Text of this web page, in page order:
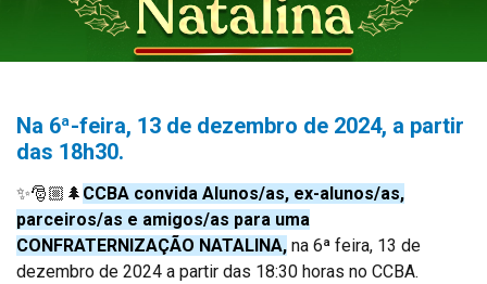
Na 6ª-feira, 13 de dezembro de 2024, a partir
das 18h30.
✨🎅🏼🌲 CCBA convida Alunos/as, ex-alunos/as,
parceiros/as e amigos/as para uma
CONFRATERNIZAÇÃO NATALINA, na 6ª feira, 13 de
dezembro de 2024 a partir das 18:30 horas no CCBA.